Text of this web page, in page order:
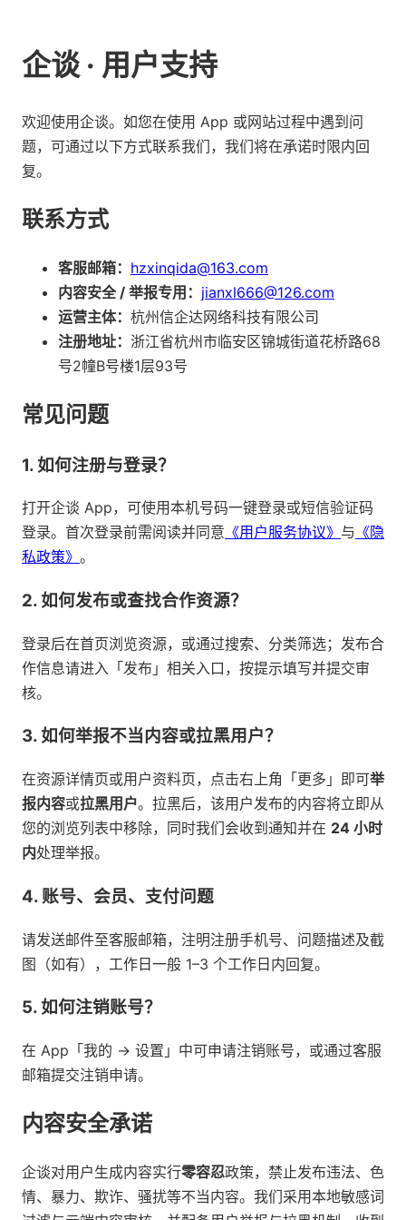
企谈 · 用户支持
欢迎使用企谈。如您在使用 App 或网站过程中遇到问
题，可通过以下方式联系我们，我们将在承诺时限内回
复。
联系方式
客服邮箱： hzxinqida@163.com
内容安全 / 举报专用： jianxl666@126.com
运营主体： 杭州信企达网络科技有限公司
注册地址： 浙江省杭州市临安区锦城街道花桥路68
号2幢B号楼1层93号
常见问题
1. 如何注册与登录？
打开企谈 App，可使用本机号码一键登录或短信验证码
登录。首次登录前需阅读并同意 《用户服务协议》 与 《隐
私政策》 。
2. 如何发布或查找合作资源？
登录后在首页浏览资源，或通过搜索、分类筛选；发布合
作信息请进入「发布」相关入口，按提示填写并提交审
核。
3. 如何举报不当内容或拉黑用户？
在资源详情页或用户资料页，点击右上角「更多」即可举
报内容或拉黑用户。拉黑后，该用户发布的内容将立即从
您的浏览列表中移除，同时我们会收到通知并在 24 小时
内处理举报。
4. 账号、会员、支付问题
请发送邮件至客服邮箱，注明注册手机号、问题描述及截
图（如有），工作日一般 1–3 个工作日内回复。
5. 如何注销账号？
在 App「我的 → 设置」中可申请注销账号，或通过客服
邮箱提交注销申请。
内容安全承诺
企谈对用户生成内容实行零容忍政策，禁止发布违法、色
情、暴力、欺诈、骚扰等不当内容。我们采用本地敏感词